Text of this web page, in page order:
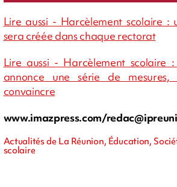
Lire aussi - Harcèlement scolaire :
sera créée dans chaque rectorat
Lire aussi - Harcèlement scolaire
annonce une série de mesures,
convaincre
www.imazpress.com/
Actualités de La Réunion, Éducation,
scolaire